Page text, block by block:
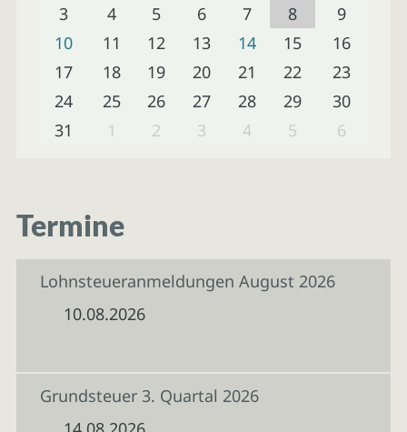
3
4 5 6 7 8
9
10
11 12 13 14 15
16
17
18 19 20 21 22
23
24
25 26 27 28 29
30
31
1 2 3 4 5 6
Termine
Lohnsteueranmeldungen August 2026
10.08.2026
Grundsteuer 3. Quartal 2026